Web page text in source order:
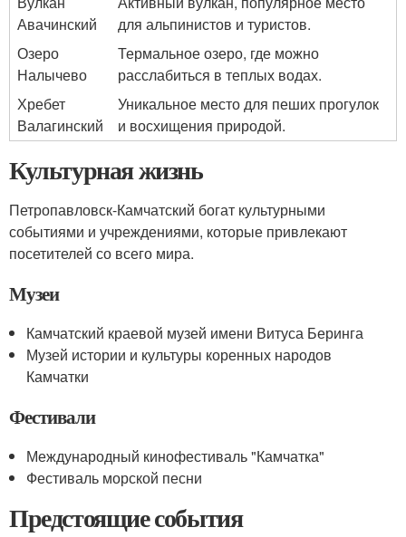
Авачинский
для альпинистов и туристов.
Озеро
Налычево
Термальное озеро, где можно
расслабиться в теплых водах.
Хребет
Валагинский
Уникальное место для пеших прогулок
и восхищения природой.
Культурная жизнь
Петропавловск-Камчатский богат культурными
событиями и учреждениями, которые привлекают
посетителей со всего мира.
Музеи
Камчатский краевой музей имени Витуса Беринга
Музей истории и культуры коренных народов
Камчатки
Фестивали
Международный кинофестиваль "Камчатка"
Фестиваль морской песни
Предстоящие события